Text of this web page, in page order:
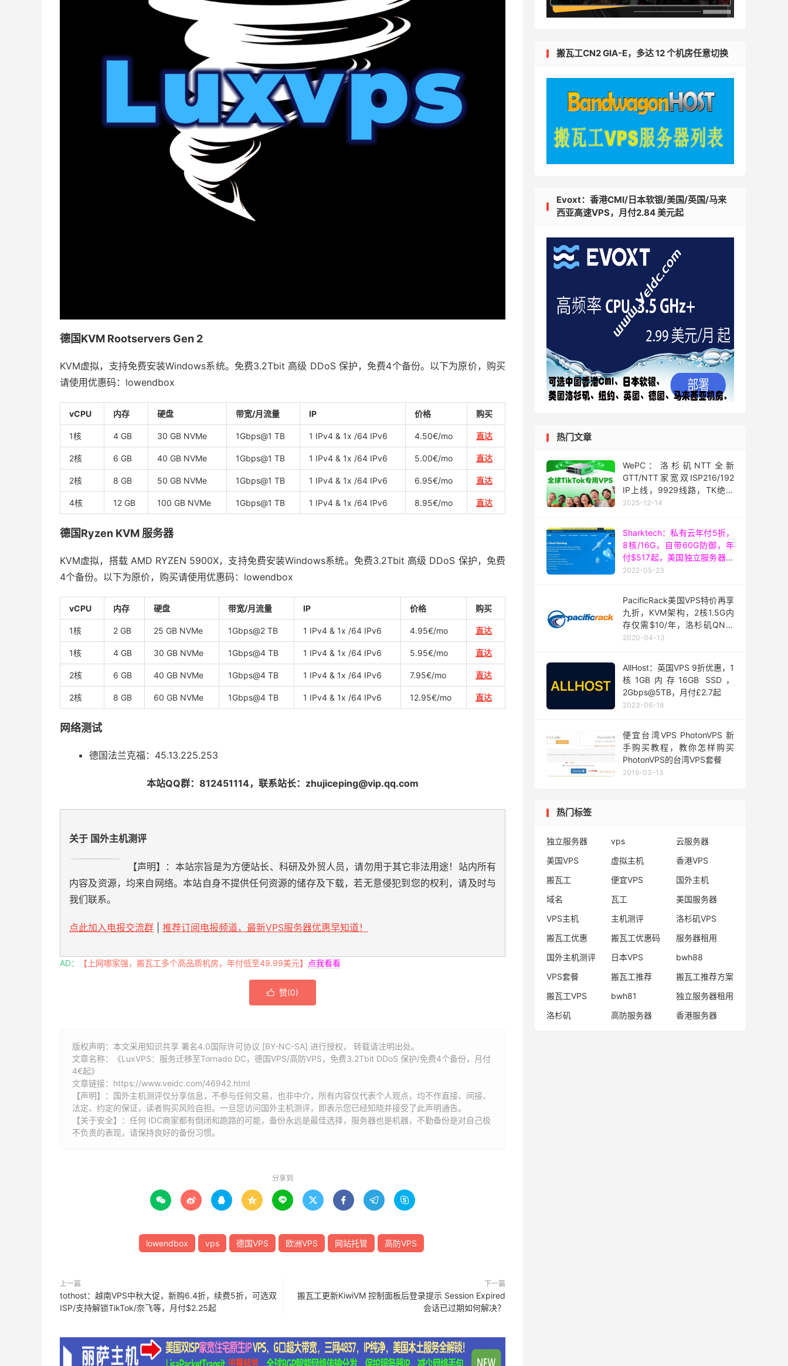
德国KVM Rootservers Gen 2
KVM虚拟，支持免费安装Windows系统。免费3.2Tbit 高级 DDoS 保护，免费4个备份。以下为原价，购买
请使用优惠码：lowendbox
vCPU 内存 硬盘 带宽/月流量 IP 价格 购买
1核 4 GB 30 GB NVMe 1Gbps@1 TB 1 IPv4 & 1x /64 IPv6 4.50€/mo 直达
2核 6 GB 40 GB NVMe 1Gbps@1 TB 1 IPv4 & 1x /64 IPv6 5.00€/mo 直达
2核 8 GB 50 GB NVMe 1Gbps@1 TB 1 IPv4 & 1x /64 IPv6 6.95€/mo 直达
4核 12 GB 100 GB NVMe 1Gbps@1 TB 1 IPv4 & 1x /64 IPv6 8.95€/mo 直达
德国Ryzen KVM 服务器
KVM虚拟，搭载 AMD RYZEN 5900X，支持免费安装Windows系统。免费3.2Tbit 高级 DDoS 保护，免费
4个备份。以下为原价，购买请使用优惠码：lowendbox
vCPU 内存 硬盘 带宽/月流量 IP 价格 购买
1核 2 GB 25 GB NVMe 1Gbps@2 TB 1 IPv4 & 1x /64 IPv6 4.95€/mo 直达
1核 4 GB 30 GB NVMe 1Gbps@4 TB 1 IPv4 & 1x /64 IPv6 5.95€/mo 直达
2核 6 GB 40 GB NVMe 1Gbps@4 TB 1 IPv4 & 1x /64 IPv6 7.95€/mo 直达
2核 8 GB 60 GB NVMe 1Gbps@4 TB 1 IPv4 & 1x /64 IPv6 12.95€/mo 直达
网络测试
德国法兰克福：45.13.225.253
本站QQ群：812451114，联系站长：zhujiceping@vip.qq.com
关于 国外主机测评
【声明】：本站宗旨是为方便站长、科研及外贸人员，请勿用于其它非法用途！站内所有
内容及资源，均来自网络。本站自身不提供任何资源的储存及下载，若无意侵犯到您的权利，请及时与
我们联系。
点此加入电报交流群 推荐订阅电报频道，最新VPS服务器优惠早知道！
AD： 【上网哪家强，搬瓦工多个高品质机房，年付低至49.99美元】 点我看看
 赞(0)
版权声明：本文采用知识共享 署名4.0国际许可协议 [BY-NC-SA] 进行授权， 转载请注明出处。
文章名称：《LuxVPS：服务迁移至Tornado DC，德国VPS/高防VPS，免费3.2Tbit DDoS 保护/免费4个备份，月付
4€起》
文章链接： https://www.veidc.com/46942.html
【声明】：国外主机测评仅分享信息，不参与任何交易，也非中介，所有内容仅代表个人观点，均不作直接、间接、
法定、约定的保证，读者购买风险自担。一旦您访问国外主机测评，即表示您已经知晓并接受了此声明通告。
【关于安全】：任何 IDC商家都有倒闭和跑路的可能，备份永远是最佳选择，服务器也是机器，不勤备份是对自己极
不负责的表现，请保持良好的备份习惯。
分享到
        
lowendbox vps 德国VPS 欧洲VPS 网站托管 高防VPS
上一篇
tothost：越南VPS中秋大促，新购6.4折，续费5折，可选双
ISP/支持解锁TikTok/奈飞等，月付$2.25起
下一篇
搬瓦工更新KiwiVM 控制面板后登录提示 Session Expired
会话已过期如何解决？
搬瓦工CN2 GIA-E，多达 12 个机房任意切换
Evoxt：香港CMI/日本软银/美国/英国/马来
西亚高速VPS，月付2.84 美元起
热门文章
WePC：洛杉矶NTT全新
GTT/NTT家宽双ISP216/192
IP上线，9929线路，TK绝配
家宽直播，月付79元起
2025-12-14
Sharktech：私有云年付5折，
8核/16G，自带60G防御，年
付$517起，美国独立服务器月
付$59起
2022-05-23
PacificRack美国VPS特价再享
九折，KVM架构，2核1.5G内
存仅需$10/年，洛杉矶QN机
房
2020-04-13
AllHost：英国VPS 9折优惠，1
核1GB内存16GB SSD，
2Gbps@5TB，月付£2.7起
2023-06-18
便宜台湾VPS PhotonVPS 新
手购买教程，教你怎样购买
PhotonVPS的台湾VPS套餐
2019-03-13
热门标签
独立服务器 vps
云服务器
美国VPS
虚拟主机
香港VPS
搬瓦工
便宜VPS
国外主机
域名
瓦工
美国服务器
VPS主机
主机测评
洛杉矶VPS
搬瓦工优惠
搬瓦工优惠码
服务器租用
国外主机测评
日本VPS
bwh88
VPS套餐
搬瓦工推荐
搬瓦工推荐方案
搬瓦工VPS
bwh81
独立服务器租用
洛杉矶
高防服务器 香港服务器